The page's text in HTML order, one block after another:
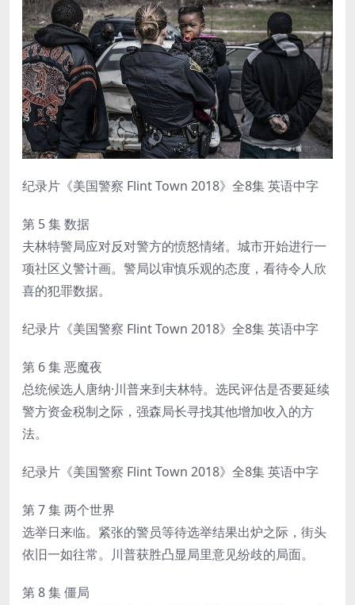
纪录片《美国警察 Flint Town 2018》全8集 英语中字
第 5 集 数据
夫林特警局应对反对警方的愤怒情绪。城市开始进行一
项社区义警计画。警局以审慎乐观的态度，看待令人欣
喜的犯罪数据。
纪录片《美国警察 Flint Town 2018》全8集 英语中字
第 6 集 恶魔夜
总统候选人唐纳·川普来到夫林特。选民评估是否要延续
警方资金税制之际，强森局长寻找其他增加收入的方
法。
纪录片《美国警察 Flint Town 2018》全8集 英语中字
第 7 集 两个世界
选举日来临。紧张的警员等待选举结果出炉之际，街头
依旧一如往常。川普获胜凸显局里意见纷歧的局面。
第 8 集 僵局